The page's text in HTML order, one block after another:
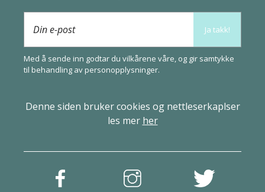
Din e-post Ja takk!
Med å sende inn godtar du vilkårene våre, og gir samtykke
til behandling avperson­opplysninger.
Denne siden bruker cookies og nettleserkaplser
les mer her